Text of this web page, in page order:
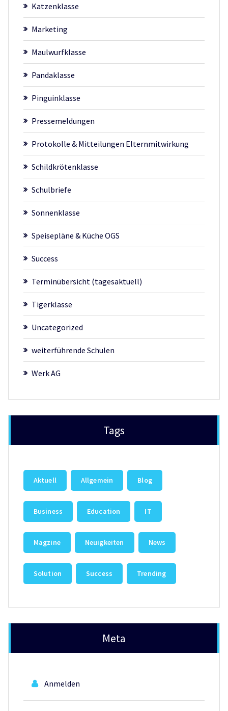
Katzenklasse
Marketing
Maulwurfklasse
Pandaklasse
Pinguinklasse
Pressemeldungen
Protokolle & Mitteilungen Elternmitwirkung
Schildkrötenklasse
Schulbriefe
Sonnenklasse
Speisepläne & Küche OGS
Success
Terminübersicht (tagesaktuell)
Tigerklasse
Uncategorized
weiterführende Schulen
Werk AG
Tags
Aktuell Allgemein Blog
Business Education IT
Magzine Neuigkeiten News
Solution Success Trending
Meta
Anmelden